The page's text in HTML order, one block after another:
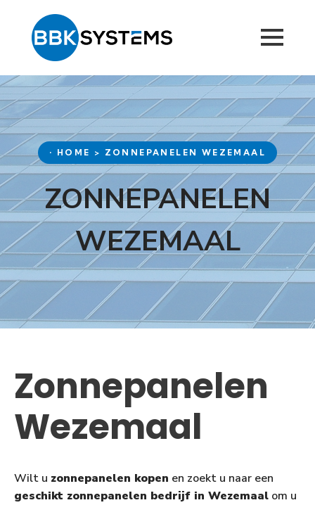
• HOME > ZONNEPANELEN WEZEMAAL
ZONNEPANELEN
WEZEMAAL
Zonnepanelen
Wezemaal
Wilt u zonnepanelen kopen en zoekt u naar een
geschikt zonnepanelen bedrijf in Wezemaal om u